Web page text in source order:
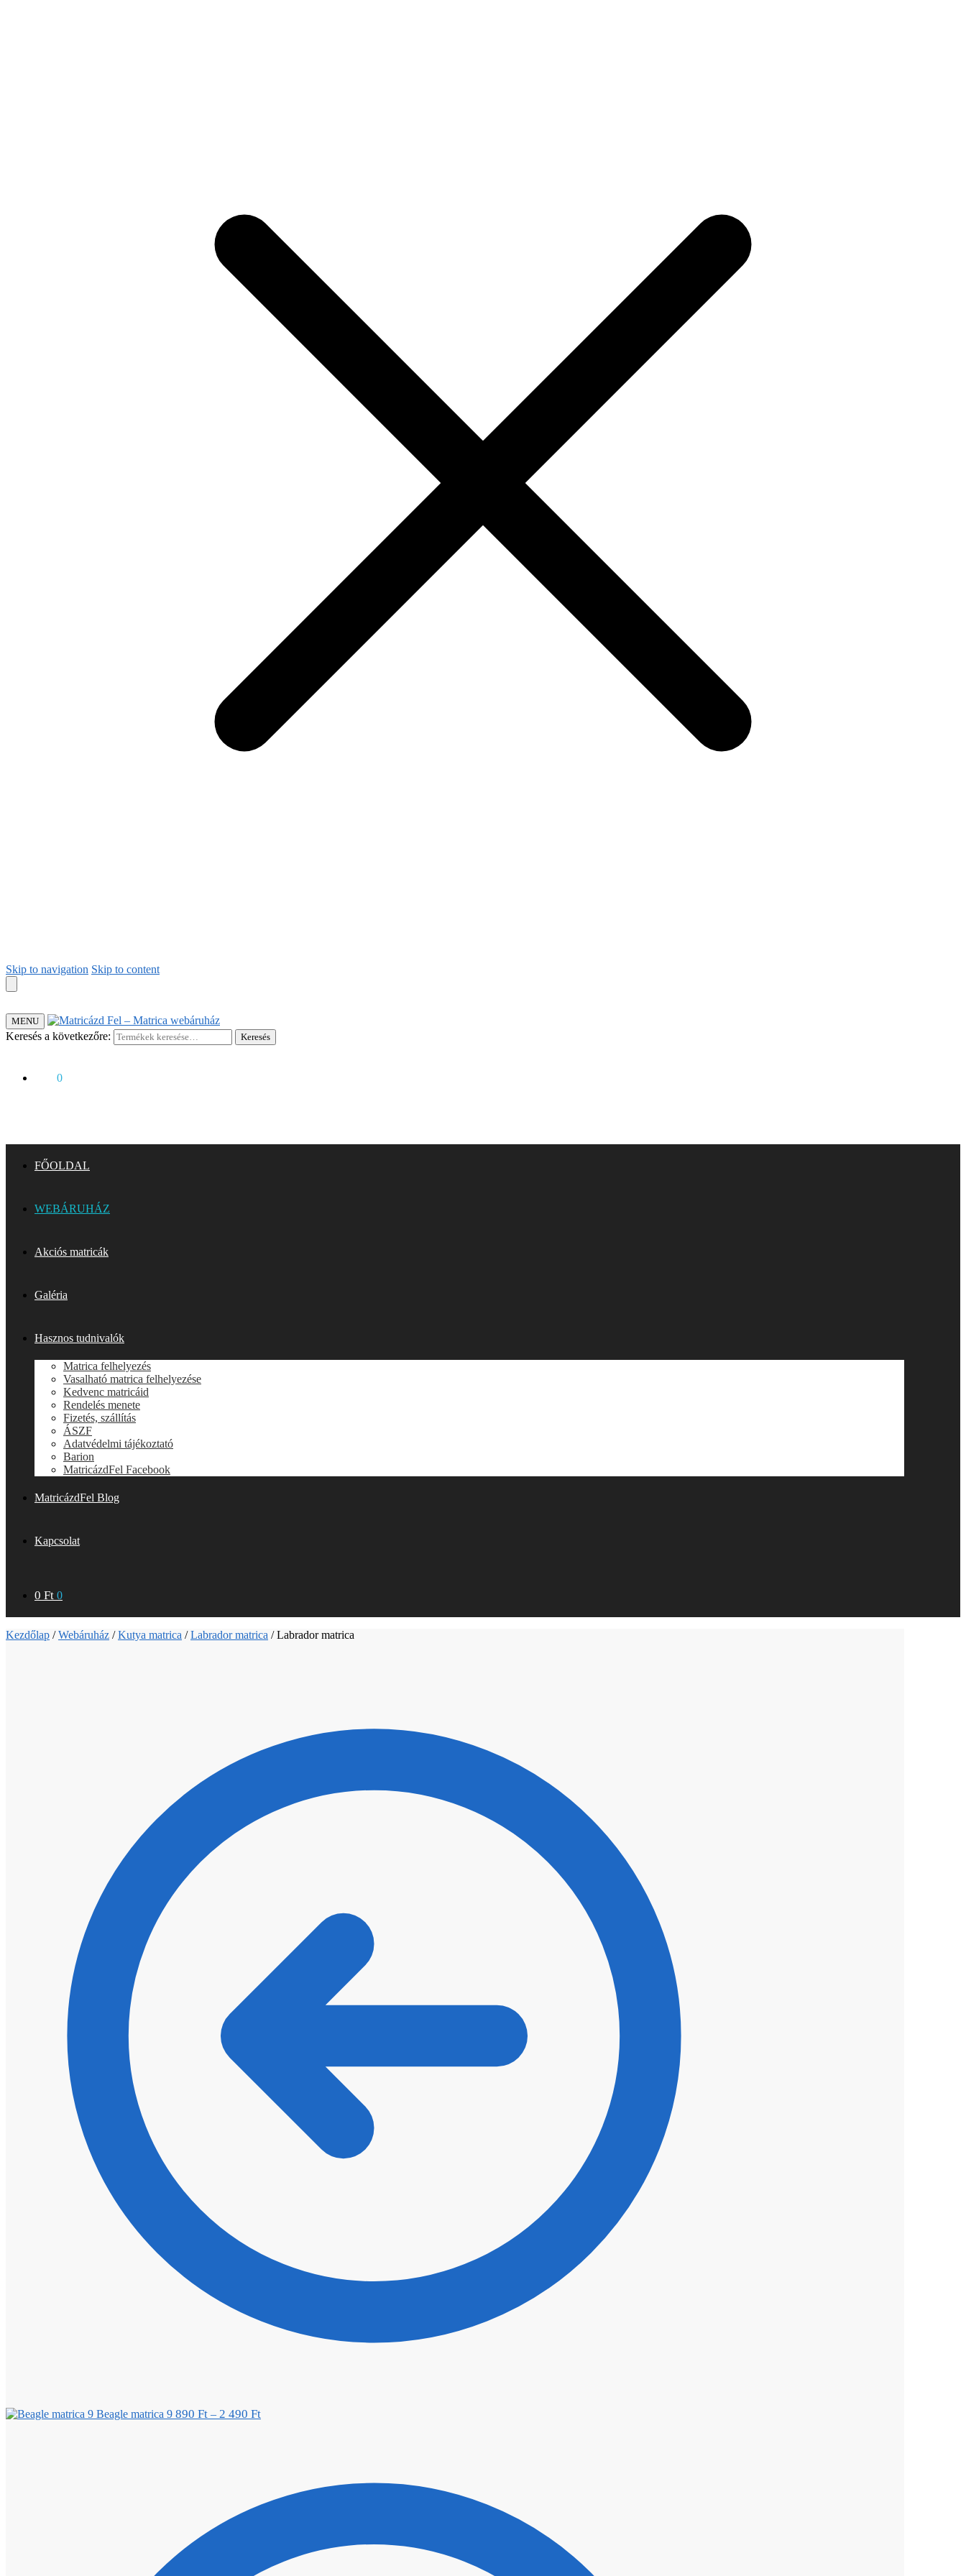
Skip to navigation Skip to content
MENU
Keresés a következőre: Keresés
0
FŐOLDAL
WEBÁRUHÁZ
Akciós matricák
Galéria
Hasznos tudnivalók
Matrica felhelyezés
Vasalható matrica felhelyezése
Kedvenc matricáid
Rendelés menete
Fizetés, szállítás
ÁSZF
Adatvédelmi tájékoztató
Barion
MatricázdFel Facebook
MatricázdFel Blog
Kapcsolat
0 Ft 0
Kezdőlap /Webáruház /Kutya matrica /Labrador matrica /Labrador matrica
Beagle matrica 9 890 Ft – 2 490 Ft